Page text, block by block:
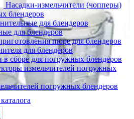
Насадки-измельчители (чопперы)
блендеров
для блендеров
для блендеров
пюре для блендеров
для блендеров
в сборе для погружных блендеров
измельчителей погружных
погружных блендеров